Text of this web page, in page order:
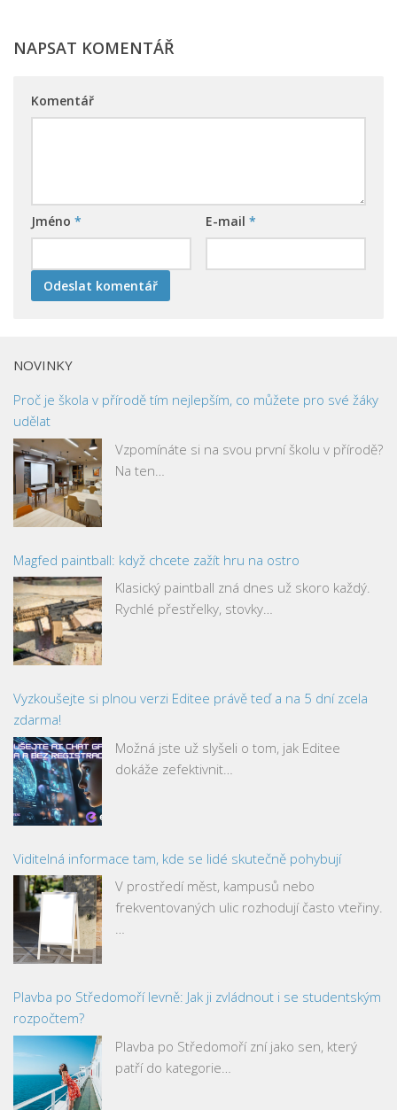
NAPSAT KOMENTÁŘ
Komentář
Jméno * E-mail *
NOVINKY
Proč je škola v přírodě tím nejlepším, co můžete pro své žáky
udělat
Vzpomínáte si na svou první školu v přírodě?
Na ten…
Magfed paintball: když chcete zažít hru na ostro
Klasický paintball zná dnes už skoro každý.
Rychlé přestřelky, stovky…
Vyzkoušejte si plnou verzi Editee právě teď a na 5 dní zcela
zdarma!
Možná jste už slyšeli o tom, jak Editee
dokáže zefektivnit…
Viditelná informace tam, kde se lidé skutečně pohybují
V prostředí měst, kampusů nebo
frekventovaných ulic rozhodují často vteřiny.
…
Plavba po Středomoří levně: Jak ji zvládnout i se studentským
rozpočtem?
Plavba po Středomoří zní jako sen, který
patří do kategorie…